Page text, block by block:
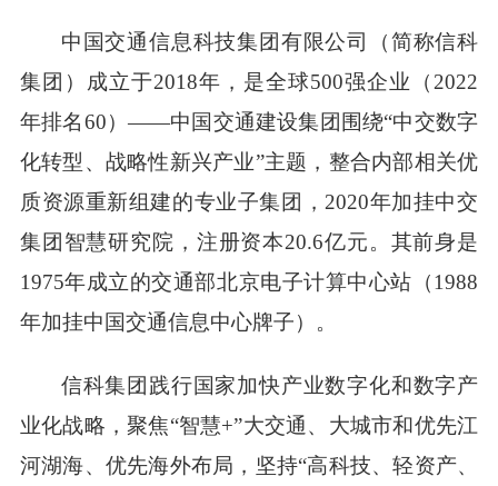
中国交通信息科技集团有限公司（简称信科
集团）成立于2018年，是全球500强企业（2022
年排名60）——中国交通建设集团围绕“中交数字
化转型、战略性新兴产业”主题，整合内部相关优
质资源重新组建的专业子集团，2020年加挂中交
集团智慧研究院，注册资本20.6亿元。其前身是
1975年成立的交通部北京电子计算中心站（1988
年加挂中国交通信息中心牌子）。
信科集团践行国家加快产业数字化和数字产
业化战略，聚焦“智慧+”大交通、大城市和优先江
河湖海、优先海外布局，坚持“高科技、轻资产、